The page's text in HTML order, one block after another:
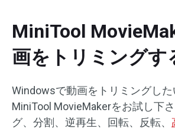
MiniTool
画をトリミングす
Windowsで動画をトリミングした
MiniTool MovieMakerをお試し下
グ、分割、逆再生、回転、反転、